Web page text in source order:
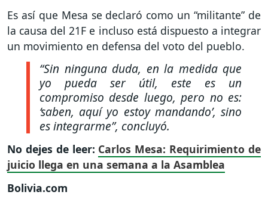
Es así que Mesa se declaró como un “militante” de
la causa del 21F e incluso está dispuesto a integrar
un movimiento en defensa del voto del pueblo.
“Sin ninguna duda, en la medida que
yo pueda ser útil, este es un
compromiso desde luego, pero no es:
‘saben, aquí yo estoy mandando’, sino
es integrarme”, concluyó.
No dejes de leer: Carlos Mesa: Requirimiento de
juicio llega en una semana a la Asamblea
Bolivia.com